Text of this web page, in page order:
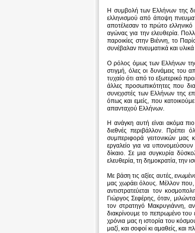
Η συμβολή των Ελλήνων της
ελληνισμού από άποψη
αποτέλεσαν το πρώτο
αγώνας για την ελευθερία.
παροικίες στην Βιέννη, το
συνέβαλαν πνευματικά και
Ο ρόλος όμως των Ελλήνων της
στιγμή, όλες οι δυνάμεις του
τυχαίο ότι από το εξωτερικό
άλλες προσωπικότητες που
συνεχιστές των Ελλήνων της
όπως και εμείς, που
απανταχού Ελλήνων.
Η ανάγκη αυτή είναι ακόμα
διεθνές περιβάλλον. Πρέπει
συμπεριφορά γειτονικών μας
εργαλείο για να
δίκαιο. Σε μια συγκυρία
ελευθερία, τη δημοκρατία, την
Με βάση τις αξίες αυτές,
μας χωράει όλους. Μέλλον που,
αντιστρατεύεται τον
Γιώργος Σεφέρης, όταν,
τον στρατηγό Μακρυγιάννη,
διακρίνουμε το πεπρωμένο
χρόνια μας η ιστορία του
μαζί, και σοφοί κι αμαθείς, και